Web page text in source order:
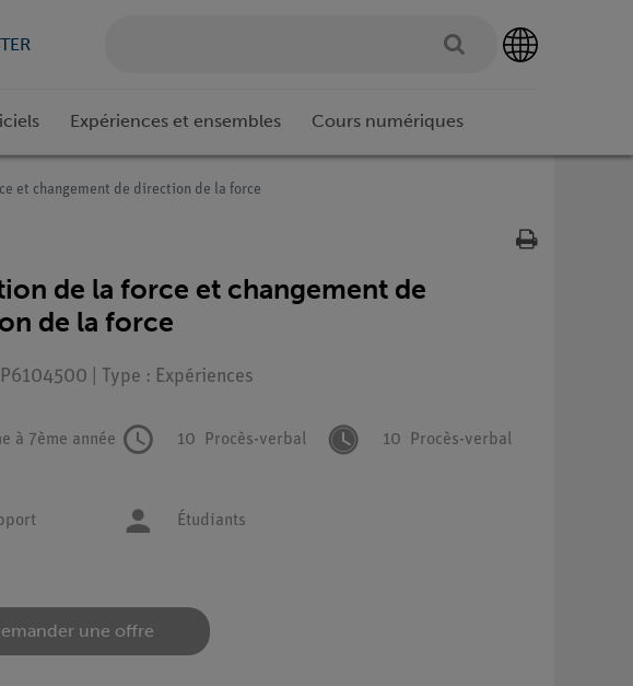
Expériences et ensembles Cours numériques
et changement de direction de la force
de la force et changement de
de la force
| Type : Expériences
à 7ème année 10 Procès-verbal 10 Procès-verbal
Étudiants
une offre